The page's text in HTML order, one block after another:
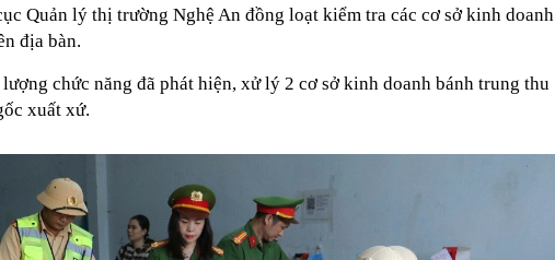
Tịch thu 46,4 kg vàng gồm nhiều thỏi vàng lớn nhỏ, trị giá hơn 14,7 tỷ
đồng của một doanh nhân Trung Quốc
Quản lý thị trường Nghệ An đồng loạt kiểm tra các cơ sở kinh doanh
địa bàn.
chức năng đã phát hiện, xử lý 2 cơ sở kinh doanh bánh trung thu
xuất xứ.